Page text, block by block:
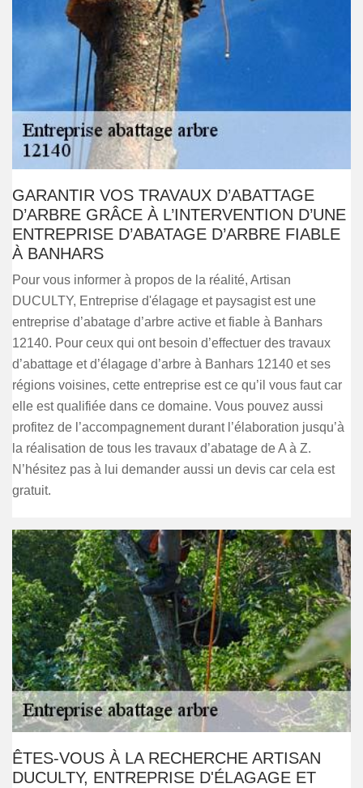
GARANTIR VOS TRAVAUX D’ABATTAGE
D’ARBRE GRÂCE À L’INTERVENTION D’UNE
ENTREPRISE D’ABATAGE D’ARBRE FIABLE
À BANHARS
Pour vous informer à propos de la réalité, Artisan
DUCULTY, Entreprise d'élagage et paysagist est une
entreprise d’abatage d’arbre active et fiable à Banhars
12140. Pour ceux qui ont besoin d’effectuer des travaux
d’abattage et d’élagage d’arbre à Banhars 12140 et ses
régions voisines, cette entreprise est ce qu’il vous faut car
elle est qualifiée dans ce domaine. Vous pouvez aussi
profitez de l’accompagnement durant l’élaboration jusqu’à
la réalisation de tous les travaux d’abatage de A à Z.
N’hésitez pas à lui demander aussi un devis car cela est
gratuit.
ÊTES-VOUS À LA RECHERCHE ARTISAN
DUCULTY, ENTREPRISE D'ÉLAGAGE ET